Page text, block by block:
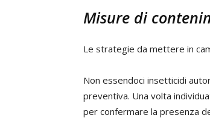
Misure di
Le strategie da mettere in
Non essendoci insetticidi
preventiva. Una volta
per confermare la presenza